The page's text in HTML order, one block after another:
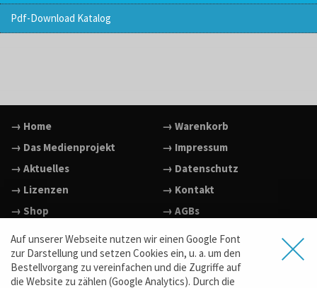
Pdf-Download Katalog
→ Home
→ Das Medienprojekt
→ Aktuelles
→ Lizenzen
→ Shop
→ Warenkorb
→ Impressum
→ Datenschutz
→ Kontakt
→ AGBs
→ Vimeo
→ YouTube
Auf unserer Webseite nutzen wir einen Google Font
zur Darstellung und setzen Cookies ein, u. a. um den
Bestellvorgang zu vereinfachen und die Zugriffe auf
die Website zu zählen (Google Analytics). Durch die